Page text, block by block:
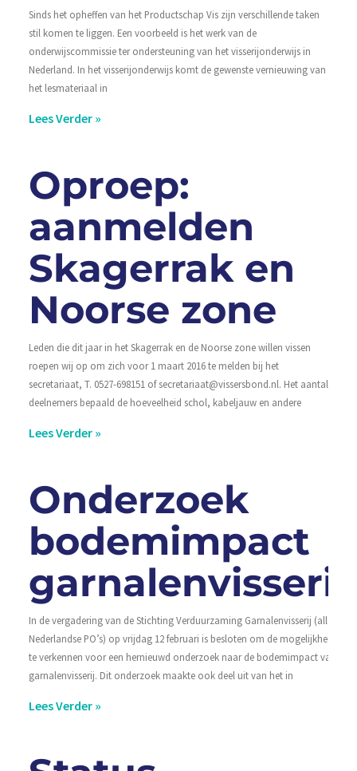
Sinds het opheffen van het Productschap Vis zijn verschillende taken
stil komen te liggen. Een voorbeeld is het werk van de
onderwijscommissie ter ondersteuning van het visserijonderwijs in
Nederland. In het visserijonderwijs komt de gewenste vernieuwing van
het lesmateriaal in
Lees Verder »
Oproep:
aanmelden
Skagerrak en
Noorse zone
Leden die dit jaar in het Skagerrak en de Noorse zone willen vissen
roepen wij op om zich voor 1 maart 2016 te melden bij het
secretariaat, T. 0527-698151 of secretariaat@vissersbond.nl. Het aantal
deelnemers bepaald de hoeveelheid schol, kabeljauw en andere
Lees Verder »
Onderzoek
bodemimpact
garnalenvisserij
In de vergadering van de Stichting Verduurzaming Garnalenvisserij (alle
Nederlandse PO’s) op vrijdag 12 februari is besloten om de mogelijkheden
te verkennen voor een hernieuwd onderzoek naar de bodemimpact van
garnalenvisserij. Dit onderzoek maakte ook deel uit van het in
Lees Verder »